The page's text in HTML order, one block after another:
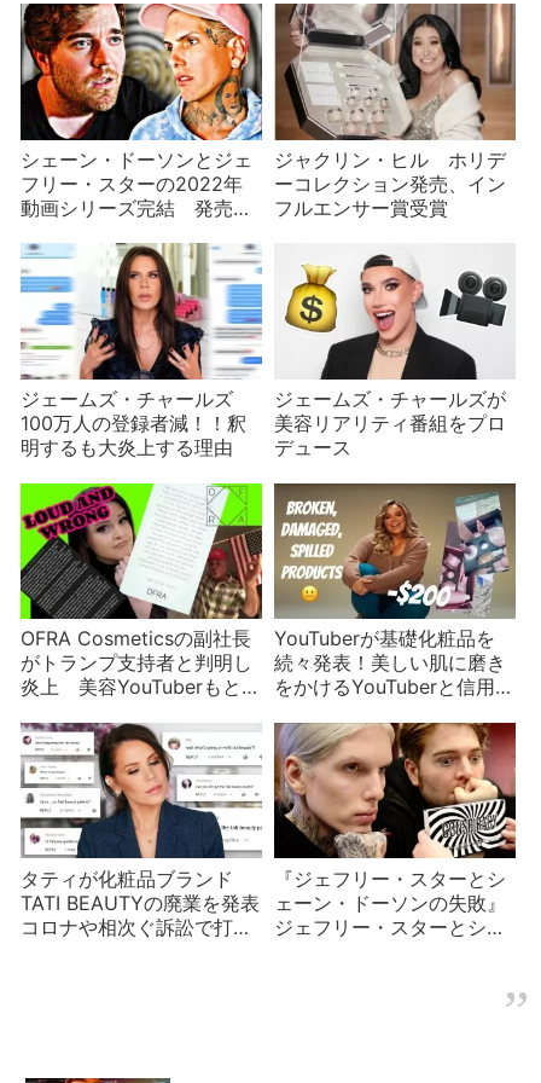
シェーン・ドーソンとジェ
フリー・スターの2022年
動画シリーズ完結 発売で
が明かされる
ジャクリン・ヒル ホリデ
ーコレクション発売、イン
フルエンサー賞受賞
ジェームズ・チャールズ
100万人の登録者減！！釈
明するも大炎上する理由
ジェームズ・チャールズが
美容リアリティ番組をプロ
デュース
OFRA Cosmeticsの副社長
がトランプ支持者と判明し
炎上 美容YouTuberもとば
を消す
YouTuberが基礎化粧品を
続々発表！美しい肌に磨き
をかけるYouTuberと信用で
タティが化粧品ブランド
TATI BEAUTYの廃業を発表
コロナや相次ぐ訴訟で打撃
『ジェフリー・スターとシ
ェーン・ドーソンの失敗』
ジェフリー・スターとシェ